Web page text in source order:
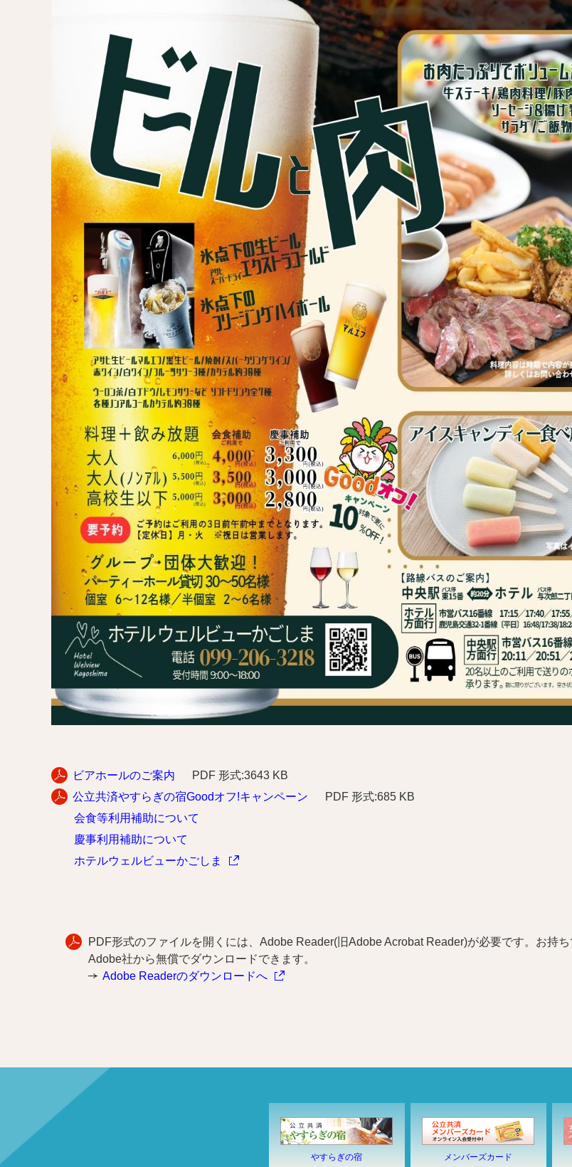
ビアホールのご案内
PDF 形式:3643 KB
公立共済やすらぎの宿Goodオフ!キャンペーン
PDF 形式:685 KB
会食等利用補助について
慶事利用補助について
ホテルウェルビューかごしま
PDF形式のファイルを開くには、Adobe Reader(旧Adobe Acrobat Reader)が必要です。お持ち
Adobe社から無償でダウンロードできます。
Adobe Readerのダウンロードへ
やすらぎの宿 メンバーズカード